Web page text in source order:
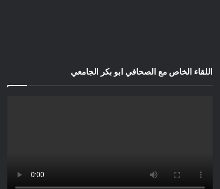
اللقاء الخاص مع الصحافي ابو بكر الجامعي